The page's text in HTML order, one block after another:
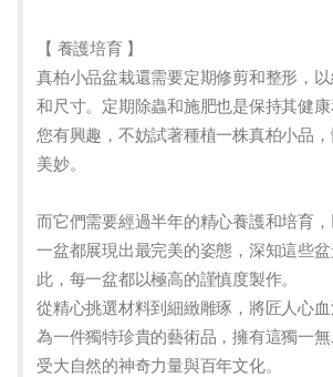
【 養護培育 】
真柏小品盆栽還需要定期修剪和整形，
和尺寸。定期除蟲和施肥也是保持其健
您有興趣，不妨試著種植一株真柏小品
美妙。
而它們需要經過半年的精心養護和培育
一盆都展現出最完美的姿態，深知這些
此，每一盆都以極高的謹慎度製作。
從精心挑選材料到細緻雕琢，將匠人心
為一件獨特珍貴的藝術品，擁有這獨一
受大自然的神奇力量與百年文化。